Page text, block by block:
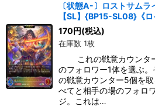
〔状態A-〕ロストサム
【SL】{BP15-SL08}《ロ
170円(税込)
在庫数 1枚
これの戦意カウンタ
のフォロワー1体を選ぶ
の戦意カウンター5個を
べてと相手の場のフォロ
ジ。これは…